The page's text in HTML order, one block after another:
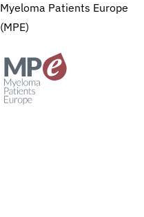
Myeloma Patients Europe
(MPE)